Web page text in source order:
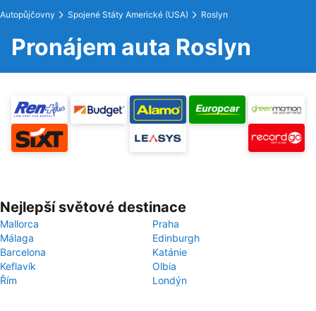
Autopůjčovny Spojené Státy Americké (USA) Roslyn
Pronájem auta Roslyn
Nejlepší světové destinace
Mallorca
Praha
Málaga
Edinburgh
Barcelona
Katánie
Keflavík
Olbia
Řím
Londýn